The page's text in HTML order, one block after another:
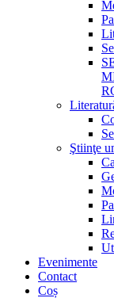
Ştiinţe
Evenimente
Contact
Coș